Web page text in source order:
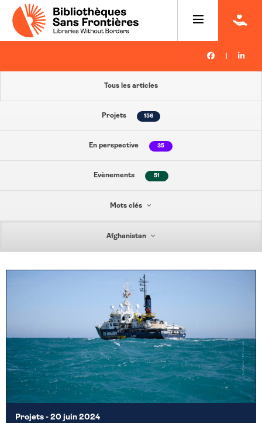
Tous les articles
Projets 156
En perspective 35
Evènements 51
Mots clés
Afghanistan
Projets - 20 juin 2024